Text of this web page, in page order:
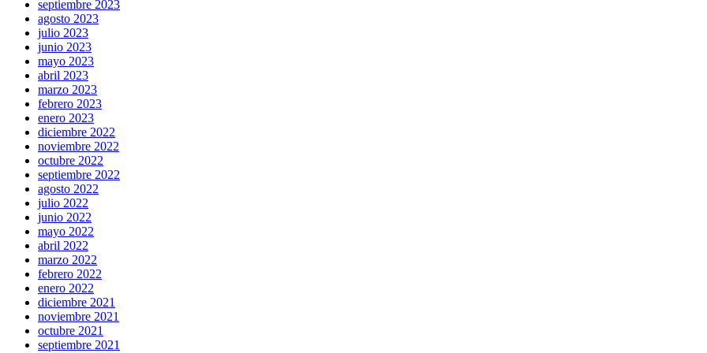
septiembre 2023
agosto 2023
julio 2023
junio 2023
mayo 2023
abril 2023
marzo 2023
febrero 2023
enero 2023
diciembre 2022
noviembre 2022
octubre 2022
septiembre 2022
agosto 2022
julio 2022
junio 2022
mayo 2022
abril 2022
marzo 2022
febrero 2022
enero 2022
diciembre 2021
noviembre 2021
octubre 2021
septiembre 2021